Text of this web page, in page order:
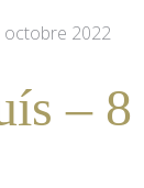
octobre 2022
–